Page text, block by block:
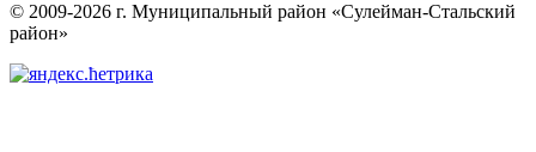
© 2009-2026 г. Муниципальный район «Сулейман-Стальский
район»